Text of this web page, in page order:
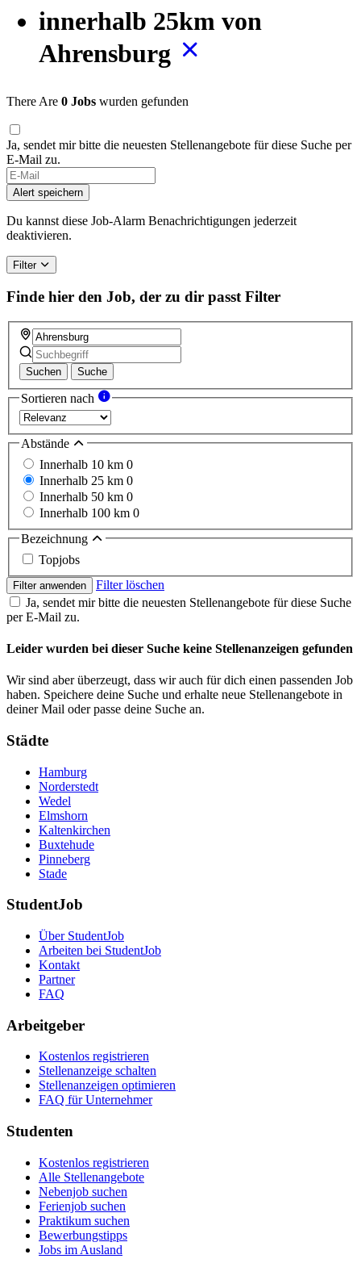
innerhalb 25km von
Ahrensburg
There Are 0 Jobs wurden gefunden
Ja, sendet mir bitte die neuesten Stellenangebote für diese Suche per
E-Mail zu.
Alert speichern
Du kannst diese Job-Alarm Benachrichtigungen jederzeit
deaktivieren.
Filter
Finde hier den Job, der zu dir passt Filter
Suchen Suche
Sortieren nach
Abstände
Innerhalb 10 km 0
Innerhalb 25 km 0
Innerhalb 50 km 0
Innerhalb 100 km 0
Bezeichnung
Topjobs
Filter anwenden
Filter löschen
Ja, sendet mir bitte die neuesten Stellenangebote für diese Suche
per E-Mail zu.
Leider wurden bei dieser Suche keine Stellenanzeigen gefunden
Wir sind aber überzeugt, dass wir auch für dich einen passenden Job
haben. Speichere deine Suche und erhalte neue Stellenangebote in
deiner Mail oder passe deine Suche an.
Städte
Hamburg
Norderstedt
Wedel
Elmshorn
Kaltenkirchen
Buxtehude
Pinneberg
Stade
StudentJob
Über StudentJob
Arbeiten bei StudentJob
Kontakt
Partner
FAQ
Arbeitgeber
Kostenlos registrieren
Stellenanzeige schalten
Stellenanzeigen optimieren
FAQ für Unternehmer
Studenten
Kostenlos registrieren
Alle Stellenangebote
Nebenjob suchen
Ferienjob suchen
Praktikum suchen
Bewerbungstipps
Jobs im Ausland